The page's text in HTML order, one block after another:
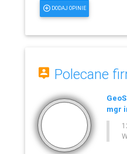
DODAJ OPINIE
Polecane
mgr